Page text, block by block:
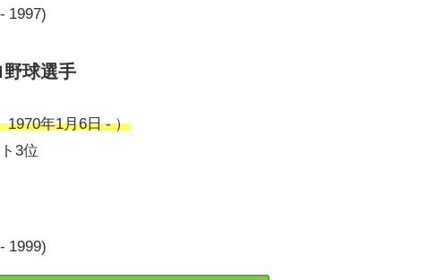
1997)
野球選手
1970年1月6日 - ）
3位
1999)